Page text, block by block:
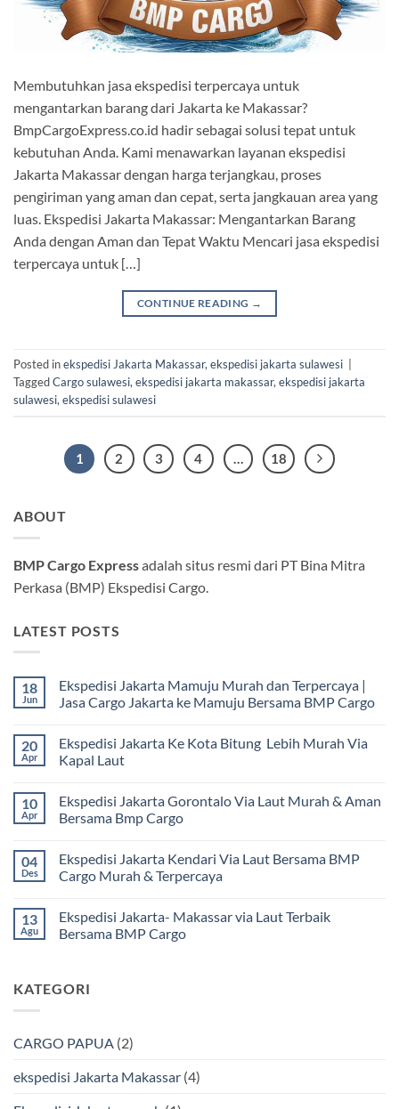
Membutuhkan jasa ekspedisi terpercaya untuk
mengantarkan barang dari Jakarta ke Makassar?
BmpCargoExpress.co.id hadir sebagai solusi tepat untuk
kebutuhan Anda. Kami menawarkan layanan ekspedisi
Jakarta Makassar dengan harga terjangkau, proses
pengiriman yang aman dan cepat, serta jangkauan area yang
luas. Ekspedisi Jakarta Makassar: Mengantarkan Barang
Anda dengan Aman dan Tepat Waktu Mencari jasa ekspedisi
terpercaya untuk […]
CONTINUE READING →
Posted inekspedisi Jakarta Makassar, ekspedisi jakarta sulawesi
TaggedCargo sulawesi, ekspedisi jakarta makassar, ekspedisi jakarta
sulawesi, ekspedisi sulawesi
1 2 3 4 … 18
ABOUT
BMP Cargo Expressadalah situs resmi dari PT Bina Mitra
Perkasa (BMP) Ekspedisi Cargo.
LATEST POSTS
18
Jun
Ekspedisi Jakarta Mamuju Murah dan Terpercaya |
Jasa Cargo Jakarta ke Mamuju Bersama BMP Cargo
komentar
pada
Ekspedisi
Murah
dan
Terpercaya
Cargo
Jakarta
ke
BMP
Cargo
20
Apr
Ekspedisi Jakarta Ke Kota Bitung Lebih Murah Via
Kapal Laut
komentar
pada
Ekspedisi
Kota
Bitung
Lebih
Kapal
Laut
10
Apr
Ekspedisi Jakarta Gorontalo Via Laut Murah & Aman
Bersama Bmp Cargo
komentar
pada
Ekspedisi
Via
Laut
Murah
Bmp
Cargo
04
Des
Ekspedisi Jakarta Kendari Via Laut Bersama BMP
Cargo Murah & Terpercaya
komentar
pada
Ekspedisi
Laut
Bersama
&
13
Agu
Ekspedisi Jakarta- Makassar via Laut Terbaik
Bersama BMP Cargo
pada
Ekspedisi
Laut
BMP
KATEGORI
CARGO PAPUA (2)
ekspedisi Jakarta Makassar (4)